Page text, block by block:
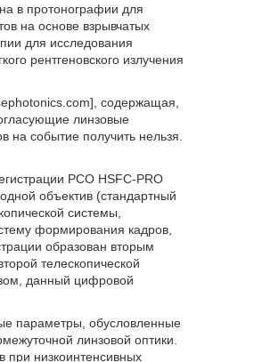
в протонографии для
на основе взрывчатых
для исследования
рентгеновского излучения
содержащая,
линзовые
на событие получить нельзя.
РСО HSFC-PRO
объектив (стандартный
системы,
формирования кадров,
образован вторым
телескопической
данный цифровой
параметры, обусловленные
линзовой оптики.
при низкоинтенсивных